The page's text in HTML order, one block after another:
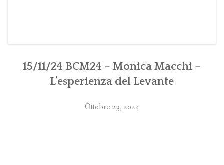
15/11/24 BCM24 – Monica Macchi –
L’esperienza del Levante
Ottobre 23, 2024